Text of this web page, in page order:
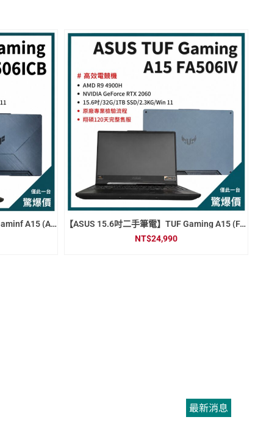
【ASUS 15.6吋二手筆電】 TUF Gaminf A15 (A1506ICB)
【ASUS 15.6吋二手筆電】TUF Gaming A15 (FA506IV)
NT$24,990
最新消息
台中辦5G吃到飽，門市不會主動告訴你的3個數字